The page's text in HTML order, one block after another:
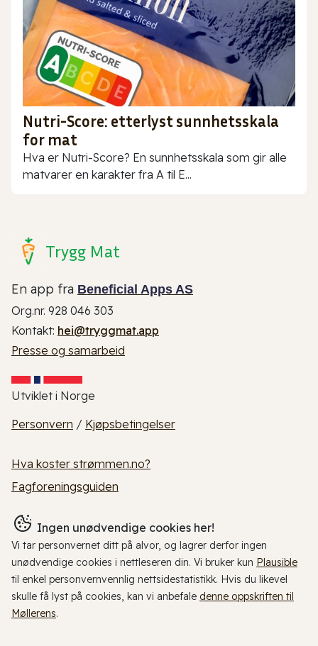
Nutri-Score: etterlyst sunnhetsskala
for mat
Hva er Nutri-Score? En sunnhetsskala som gir alle
matvarer en karakter fra A til E...
Trygg Mat
En app fra Beneficial Apps AS
Org.nr. 928 046 303
Kontakt: hei@tryggmat.app
Presse og samarbeid
Utviklet i Norge
Personvern / Kjøpsbetingelser
Hva koster strømmen.no?
Fagforeningsguiden
Ingen unødvendige cookies her!
Vi tar personvernet ditt på alvor, og lagrer derfor ingen
unødvendige cookies i nettleseren din. Vi bruker kun Plausible
til enkel personvernvennlig nettsidestatistikk. Hvis du likevel
skulle få lyst på cookies, kan vi anbefale denne oppskriften til
Møllerens.